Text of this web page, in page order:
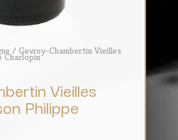
/ Gevrey-Chambertin Vieilles
Charlopin
Vieilles
Philippe